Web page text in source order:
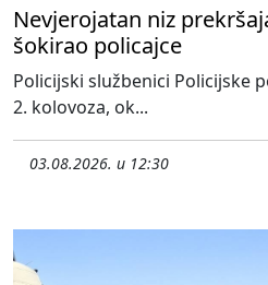
Nevjerojatan niz
šokirao policajce
Policijski službenici Policijske
2. kolovoza, ok...
03.08.2026. u 12:30